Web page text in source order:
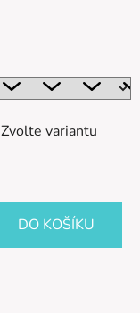
Zvolte variantu
DO KOŠÍKU